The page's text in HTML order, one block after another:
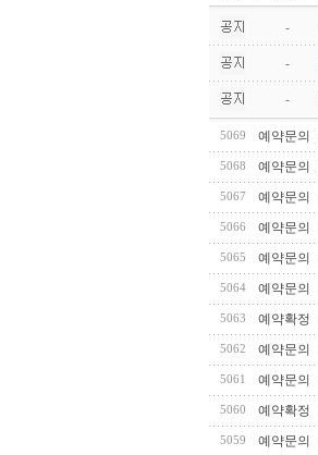
-
-
-
5069 예약문의
5068 예약문의
5067 예약문의
5066 예약문의
5065 예약문의
5064 예약문의
5063 예약확정
5062 예약문의
5061 예약문의
5060 예약확정
5059 예약문의